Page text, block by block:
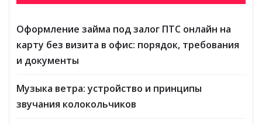
Оформление займа под залог ПТС онлайн на
карту без визита в офис: порядок, требования
и документы
Музыка ветра: устройство и принципы
звучания колокольчиков